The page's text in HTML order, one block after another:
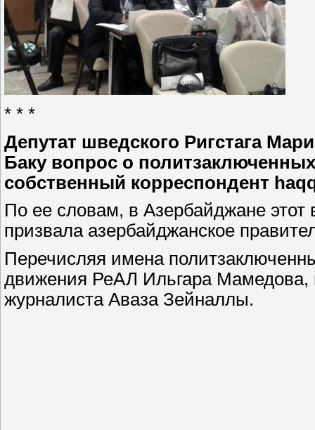
* * *
Депутат шведского Ригстага
Баку вопрос о
собственный корреспондент
По ее словам, в Азербайджане этот
призвала азербайджанское
Перечисляя имена
движения РеАЛ Ильгара
журналиста Аваза Зейналлы.